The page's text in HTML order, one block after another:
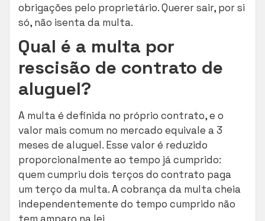
obrigações pelo proprietário. Querer sair, por si
só, não isenta da multa.
Qual é a multa por
rescisão de contrato de
aluguel?
A multa é definida no próprio contrato, e o
valor mais comum no mercado equivale a 3
meses de aluguel. Esse valor é reduzido
proporcionalmente ao tempo já cumprido:
quem cumpriu dois terços do contrato paga
um terço da multa. A cobrança da multa cheia
independentemente do tempo cumprido não
tem amparo na lei.